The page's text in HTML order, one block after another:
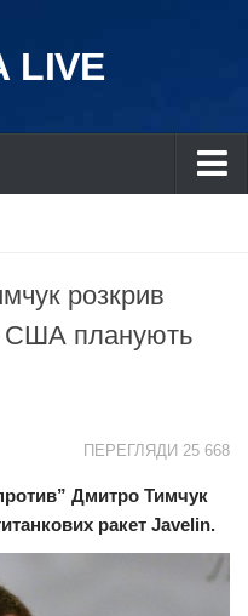
LIVE
розкрив
США планують
ПЕРЕГЛЯДИ 25 668
Дмитро Тимчук
ракет Javelin.